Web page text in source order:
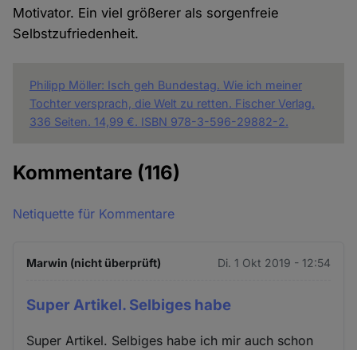
Motivator. Ein viel größerer als sorgenfreie
Selbstzufriedenheit.
Philipp Möller: Isch geh Bundestag. Wie ich meiner
Tochter versprach, die Welt zu retten. Fischer Verlag.
336 Seiten. 14,99 €. ISBN 978-3-596-29882-2.
Kommentare (116)
Netiquette für Kommentare
Marwin (nicht überprüft) Di. 1 Okt 2019 - 12:54
Super Artikel. Selbiges habe
Super Artikel. Selbiges habe ich mir auch schon